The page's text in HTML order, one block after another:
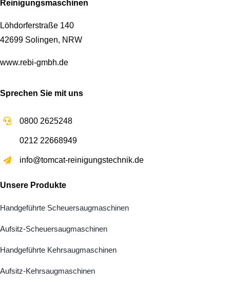
Reinigungsmaschinen
Löhdorferstraße 140
42699 Solingen, NRW
www.rebi-gmbh.de
Sprechen Sie mit uns
0800 2625248
0212 22668949
info@tomcat-reinigungstechnik.de
Unsere Produkte
Handgeführte Scheuersaugmaschinen
Aufsitz-Scheuersaugmaschinen
Handgeführte Kehrsaugmaschinen
Aufsitz-Kehrsaugmaschinen